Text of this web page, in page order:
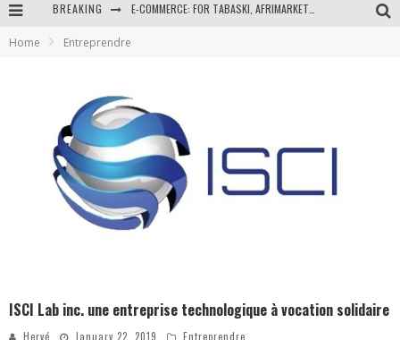
BREAKING
How Technology Has Changed Sports
Home Entreprendre
ISCI Lab inc. une entreprise technologique à vocation solidaire
Hervé January 22, 2019 Entreprendre